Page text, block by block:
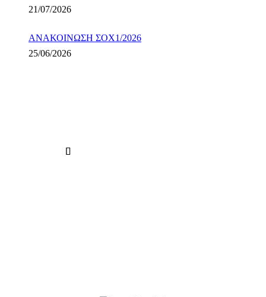
21/07/2026
ΑΝΑΚΟΙΝΩΣΗ ΣΟΧ1/2026
25/06/2026